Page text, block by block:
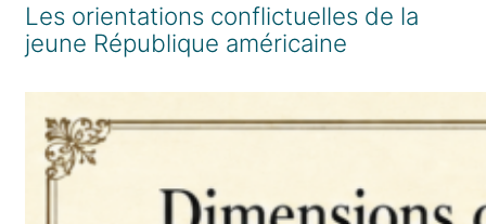
Les orientations conflictuelles de la
jeune République américaine